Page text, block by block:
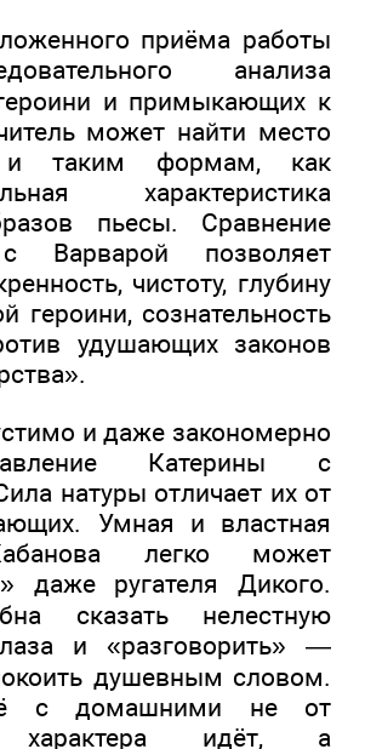
приёма работы
анализа
и примыкающих к
может найти место
таким формам, как
характеристика
пьесы. Сравнение
Варварой позволяет
чистоту, глубину
героини, сознательность
удушающих законов
и даже закономерно
Катерины с
натуры отличает их от
Умная и властная
легко может
даже ругателя Дикого.
сказать нелестную
и «разговорить» —
душевным словом.
с домашними не от
характера идёт, а